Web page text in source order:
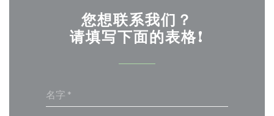
您想联系我们？
请填写下面的表格!